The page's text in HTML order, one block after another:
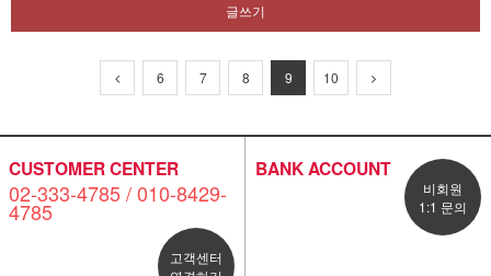
글쓰기
6 7 8 9 10
CUSTOMER CENTER
02-333-4785 / 010-8429-
4785
고객센터
BANK ACCOUNT
비회원
1:1 문의